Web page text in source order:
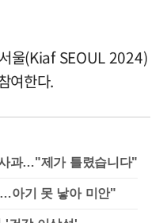
울(Kiaf SEOUL 2024)
여한다.
과…"제가 틀렸습니다"
아기 못 낳아 미안"